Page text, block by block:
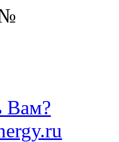
№
Вам?